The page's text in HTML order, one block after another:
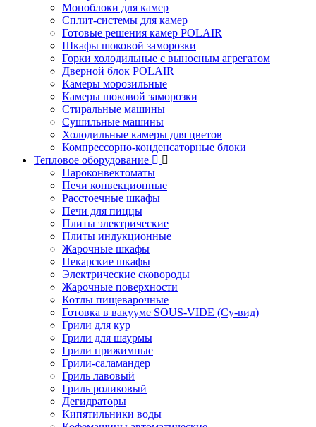
Моноблоки для камер
Сплит-системы для камер
Готовые решения камер POLAIR
Шкафы шоковой заморозки
Горки холодильные с выносным агрегатом
Дверной блок POLAIR
Камеры морозильные
Камеры шоковой заморозки
Стиральные машины
Сушильные машины
Холодильные камеры для цветов
Компрессорно-конденсаторные блоки
Тепловое оборудование
Пароконвектоматы
Печи конвекционные
Расстоечные шкафы
Печи для пиццы
Плиты электрические
Плиты индукционные
Жарочные шкафы
Пекарские шкафы
Электрические сковороды
Жарочные поверхности
Котлы пищеварочные
Готовка в вакууме SOUS-VIDE (Су-вид)
Грили для кур
Грили для шаурмы
Грили прижимные
Грили-саламандер
Гриль лавовый
Гриль роликовый
Дегидраторы
Кипятильники воды